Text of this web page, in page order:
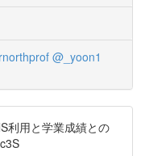
@_yoon1
利用と学業成績との